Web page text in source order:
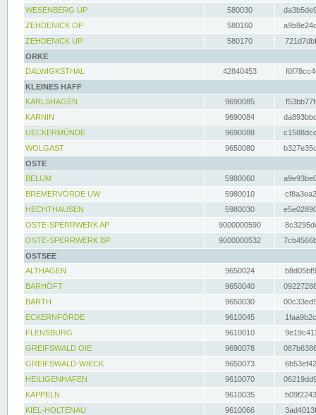
WESENBERG UP
580030
ZEHDENICK OP
580160
ZEHDENICK UP
580170
ORKE
DALWIGKSTHAL
42840453
KLEINES HAFF
KARLSHAGEN
9690085
KARNIN
9690084
UECKERMÜNDE
9690088
WOLGAST
9650080
OSTE
BELUM
5980060
BREMERVÖRDE UW
5980010
HECHTHAUSEN
5980030
OSTE-SPERRWERK AP
9000000590
OSTE-SPERRWERK BP
9000000532
OSTSEE
ALTHAGEN
9650024
BARHÖFT
9650040
BARTH
9650030
ECKERNFÖRDE
9610045
FLENSBURG
9610010
GREIFSWALD OIE
9690078
GREIFSWALD-WIECK
9650073
HEILIGENHAFEN
9610070
KAPPELN
9610035
KIEL-HOLTENAU
9610066